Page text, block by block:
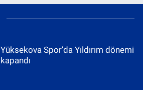
Yüksekova Spor’da Yıldırım dönemi
kapandı